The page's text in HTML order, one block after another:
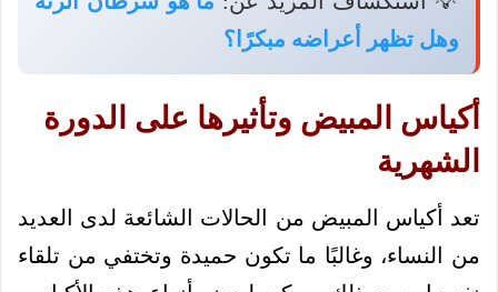
وهل تظهر أعراضه مبكرًا؟
أكياس المبيض وتأثيرها على الدورة
الشهرية
تعد أكياس المبيض من الحالات الشائعة لدى العديد
من النساء، وغالبًا ما تكون حميدة وتختفي من تلقاء